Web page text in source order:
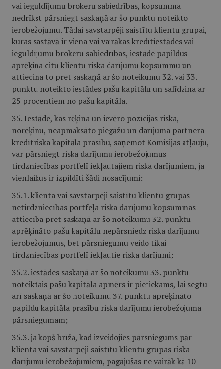
vai ieguldījumu brokeru sabiedrības, kopsumma
nedrīkst pārsniegt saskaņā ar šo punktu noteikto
ierobežojumu. Tādai savstarpēji saistītu klientu grupai,
kuras sastāvā ir viena vai vairākas kredītiestādes vai
ieguldījumu brokeru sabiedrības, iestāde papildus
aprēķina citu klientu riska darījumu kopsummu un
attiecina to pret saskaņā ar šo noteikumu 32. vai 33.
punktu noteikto iestādes pašu kapitālu un salīdzina ar
25 procentiem no pašu kapitāla.
35. Iestāde, kas rēķina un ievēro pozīcijas riska,
norēķinu, neapmaksāto piegāžu un darījuma partnera
kredītriska kapitāla prasību, saņemot Komisijas atļauju,
var pārsniegt riska darījumu ierobežojumus
tirdzniecības portfelī iekļautajiem riska darījumiem, ja
vienlaikus ir izpildīti šādi nosacījumi:
35.1. klienta vai savstarpēji saistītu klientu grupas
netirdzniecības portfeļa riska darījumu kopsummas
attiecība pret saskaņā ar šo noteikumu 32. punktu
aprēķināto pašu kapitālu nepārsniedz riska darījumu
ierobežojumus, bet pārsniegumu veido tikai
tirdzniecības portfelī iekļautie riska darījumi;
35.2. iestādes saskaņā ar šo noteikumu 33. punktu
noteiktais pašu kapitāla apmērs ir pietiekams, lai segtu
arī saskaņā ar šo noteikumu 37. punktu aprēķināto
papildu kapitāla prasību riska darījumu ierobežojuma
pārsniegumam;
35.3. ja kopš brīža, kad izveidojies pārsniegums pār
klienta vai savstarpēji saistītu klientu grupas riska
darījumu ierobežojumiem, pagājušas ne vairāk kā 10